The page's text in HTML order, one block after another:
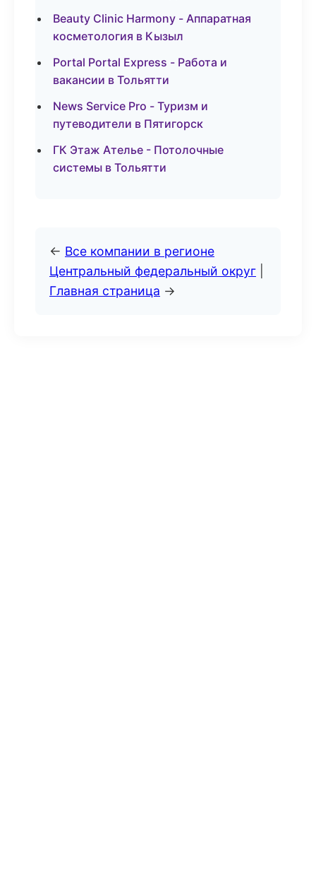
Beauty Clinic Harmony - Аппаратная
косметология в Кызыл
Portal Portal Express - Работа и
вакансии в Тольятти
News Service Pro - Туризм и
путеводители в Пятигорск
ГК Этаж Ателье - Потолочные
системы в Тольятти
← Все компании в регионе
Центральный федеральный округ
Главная страница →